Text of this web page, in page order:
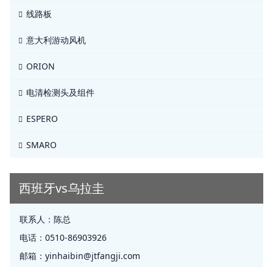
线路板
意大利游动风机
ORION
电清检测头及组件
ESPERO
SMARO
西班牙vs乌拉圭
联系人： 陈总
电话： 0510-86903926
邮箱： yinhaibin@jtfangji.com